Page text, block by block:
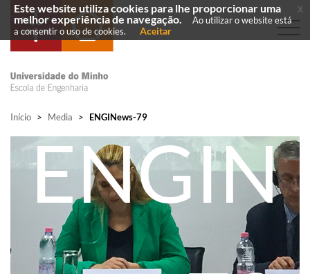
Início > Media > ENGINews-79
ENGIN
Este website utiliza cookies para lhe proporcionar uma
melhor experiência de navegação.
Ao utilizar o website está
a consentir o uso de cookies.
Aceitar
x